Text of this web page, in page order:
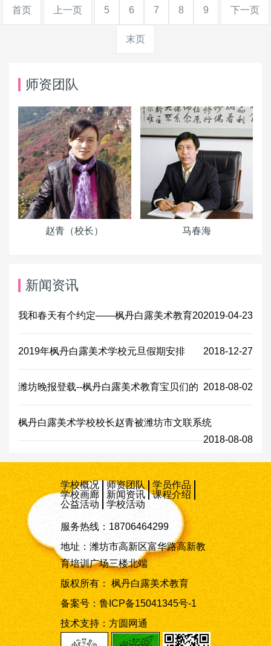
首页 上一页 5 6 7 8 9 下一页
末页
师资团队
赵青（校长） 马春海
新闻资讯
我和春天有个约定——枫丹白露美术教育202019-04-23
2019年枫丹白露美术学校元旦假期安排 2018-12-27
潍坊晚报登载--枫丹白露美术教育宝贝们的 2018-08-02
枫丹白露美术学校校长赵青被潍坊市文联系统
2018-08-08
学校概况 师资团队
学员作品
学校画廊
新闻资讯
课程介绍
公益活动
学校活动
服务热线：18706464299
地址：潍坊市高新区富华路高新教
育培训广场三楼北端
版权所有： 枫丹白露美术教育
备案号： 鲁ICP备15041345号-1
技术支持： 方圆网通